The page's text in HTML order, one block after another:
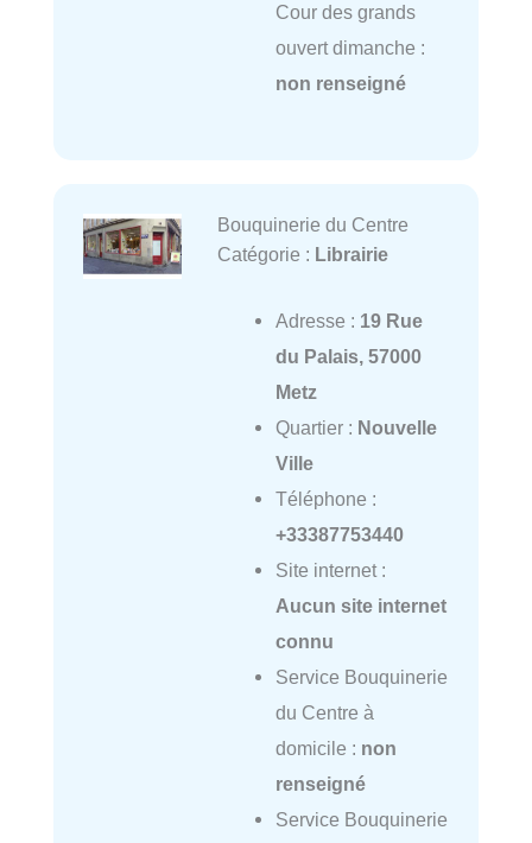
Cour des grands
ouvert dimanche :
non renseigné
Bouquinerie du Centre
Catégorie : Librairie
Adresse : 19 Rue
du Palais, 57000
Metz
Quartier : Nouvelle
Ville
Téléphone :
+33387753440
Site internet :
Aucun site internet
connu
Service Bouquinerie
du Centre à
domicile : non
renseigné
Service Bouquinerie